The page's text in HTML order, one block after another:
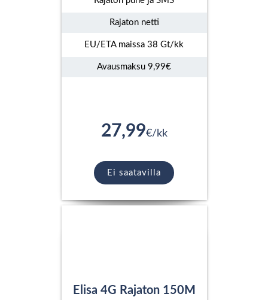
Rajaton netti
EU/ETA maissa 38 Gt/kk
Avausmaksu 9,99€
27,99€/kk
Ei saatavilla
Elisa 4G Rajaton 150M